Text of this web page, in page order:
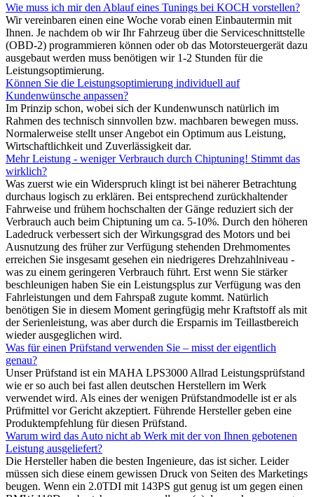
Wie muss ich mir den Ablauf eines Tunings bei KOCH vorstellen?
Wir vereinbaren einen eine Woche vorab einen Einbautermin mit
Ihnen. Je nachdem ob wir Ihr Fahrzeug über die Serviceschnittstelle
(OBD-2) programmieren können oder ob das Motorsteuergerät dazu
ausgebaut werden muss benötigen wir 1-2 Stunden für die
Leistungsoptimierung.
Können Sie die Leistungsoptimierung individuell auf
Kundenwünsche anpassen?
Im Prinzip schon, wobei sich der Kundenwunsch natürlich im
Rahmen des technisch sinnvollen bzw. machbaren bewegen muss.
Normalerweise stellt unser Angebot ein Optimum aus Leistung,
Wirtschaftlichkeit und Zuverlässigkeit dar.
Mehr Leistung - weniger Verbrauch durch Chiptuning! Stimmt das
wirklich?
Was zuerst wie ein Widerspruch klingt ist bei näherer Betrachtung
durchaus logisch zu erklären. Bei entsprechend zurückhaltender
Fahrweise und frühem hochschalten der Gänge reduziert sich der
Verbrauch auch beim Chiptuning um ca. 5-10%. Durch den höheren
Ladedruck verbessert sich der Wirkungsgrad des Motors und bei
Ausnutzung des früher zur Verfügung stehenden Drehmomentes
erreichen Sie insgesamt gesehen ein niedrigeres Drehzahlniveau -
was zu einem geringeren Verbrauch führt. Erst wenn Sie stärker
beschleunigen haben Sie ein Leistungsplus zur Verfügung was den
Fahrleistungen und dem Fahrspaß zugute kommt. Natürlich
benötigen Sie in diesem Moment geringfügig mehr Kraftstoff als mit
der Serienleistung, was aber durch die Ersparnis im Teillastbereich
wieder ausgeglichen wird.
Was für einen Prüfstand verwenden Sie – misst der eigentlich
genau?
Unser Prüfstand ist ein MAHA LPS3000 Allrad Leistungsprüfstand
wie er so auch bei fast allen deutschen Herstellern im Werk
verwendet wird. Als eines der wenigen Prüfstandmodelle ist er als
Prüfmittel vor Gericht akzeptiert. Führende Hersteller geben eine
Produktempfehlung für diesen Prüfstand.
Warum wird das Auto nicht ab Werk mit der von Ihnen gebotenen
Leistung ausgeliefert?
Die Hersteller haben die besten Ingenieure, das ist sicher. Leider
müssen sich diese einem gewissen Druck von Seiten des Marketings
beugen. Wenn ein 2.0TDI mit 143PS gut genug ist um gegen einen